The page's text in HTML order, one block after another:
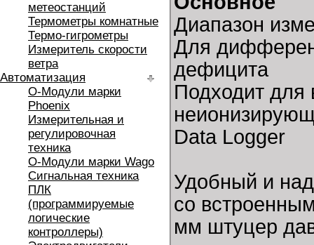
метеостанций
Термометры комнатные
Термо-гигрометры
Измеритель скорости
ветра
Автоматизация
O-Модули марки
Phoenix
Измерительная и
регулировочная
техника
O-Модули марки Wago
Сигнальная техника
ПЛК
(программируемые
логические
контроллеры)
Диапазон
Для
дефицита
Подходит для
Data Logger
Удобный и
со
мм штуцер